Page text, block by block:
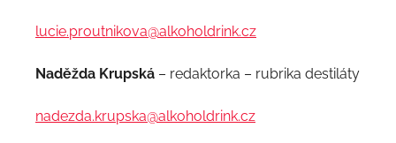
lucie.proutnikova@alkoholdrink.cz
Naděžda Krupská – redaktorka – rubrika destiláty
nadezda.krupska@alkoholdrink.cz